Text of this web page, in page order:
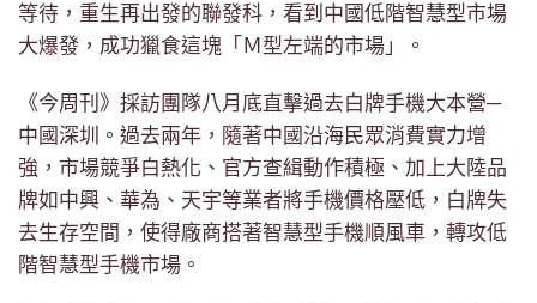
等待，重生再出發的聯發科，看到中國低階智慧型市場
大爆發，成功獵食這塊「Ｍ型左端的市場」。
《今周刊》採訪團隊八月底直擊過去白牌手機大本營─
中國深圳。過去兩年，隨著中國沿海民眾消費實力增
強，市場競爭白熱化、官方查緝動作積極、加上大陸品
牌如中興、華為、天宇等業者將手機價格壓低，白牌失
去生存空間，使得廠商搭著智慧型手機順風車，轉攻低
階智慧型手機市場。